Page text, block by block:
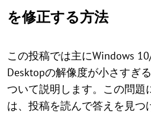
を修正する方法
この投稿では主にWindows
Desktopの解像度が小さすぎ
ついて説明します。この問題
は、投稿を読んで答えを見つ